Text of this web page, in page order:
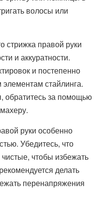
волосы или
стрижка правой руки
и аккуратности.
и постепенно
стайлинга.
обратитесь за помощью
руки особенно
Убедитесь, что
чтобы избежать
делать
перенапряжения